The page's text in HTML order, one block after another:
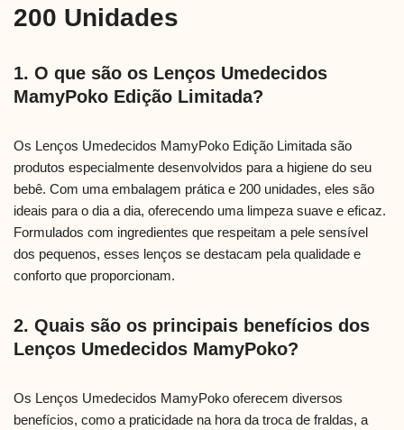
200 Unidades
1. O que são os Lenços Umedecidos
MamyPoko Edição Limitada?
Os Lenços Umedecidos MamyPoko Edição Limitada são
produtos especialmente desenvolvidos para a higiene do seu
bebê. Com uma embalagem prática e 200 unidades, eles são
ideais para o dia a dia, oferecendo uma limpeza suave e eficaz.
Formulados com ingredientes que respeitam a pele sensível
dos pequenos, esses lenços se destacam pela qualidade e
conforto que proporcionam.
2. Quais são os principais benefícios dos
Lenços Umedecidos MamyPoko?
Os Lenços Umedecidos MamyPoko oferecem diversos
benefícios, como a praticidade na hora da troca de fraldas, a